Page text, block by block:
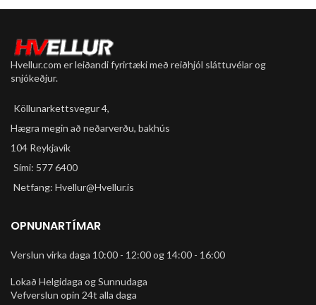
Hvellur.com er leiðandi fyrirtæki með reiðhjól sláttuvélar og
snjókeðjur.
Köllunarkettsvegur 4,
Hægra megin að neðarverðu, bakhús
104 Reykjavík
Sími: 577 6400
Netfang: Hvellur@Hvellur.is
OPNUNARTÍMAR
Verslun virka daga 10:00 - 12:00 og 14:00 - 16:00
Lokað Helgidaga og Sunnudaga
Vefverslun opin 24t alla daga